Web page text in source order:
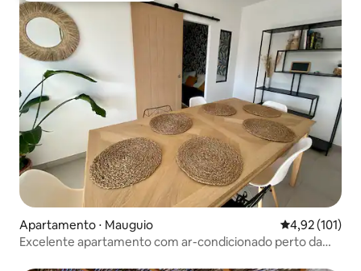
Apartamento ⋅ Mauguio 4,92 de uma
4,92 (101)
Excelente apartamento com ar-condicionado perto da